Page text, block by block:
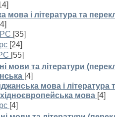
мова і література та
[35]
[24]
[55]
мови та літератури
[4]
мова і література
мова [4]
[4]